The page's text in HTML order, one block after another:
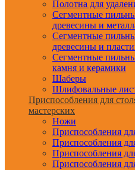
Полотна для
Сегментные
древесины и
Сегментные
древесины и
Сегментные
камня и керамики
Шаберы
Шлифовальные
Приспособления для
мастерских
Ножи
Приспособления
Приспособления
Приспособления
Приспособления